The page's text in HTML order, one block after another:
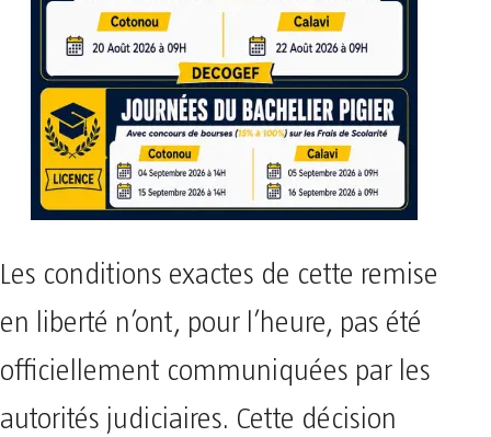
Les conditions exactes de cette remise
en liberté n’ont, pour l’heure, pas été
officiellement communiquées par les
autorités judiciaires. Cette décision